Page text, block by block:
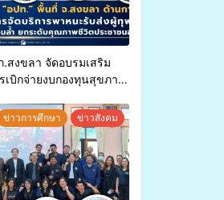
งขลา จัดอบรมเสริม
เบิกจ่ายงบกองทุนสุขภาพ
ารสาธารณสุข ลดความ
พชีวิตประชาชนอย่าง
ข่าวการศึกษา ข่าวสังคม